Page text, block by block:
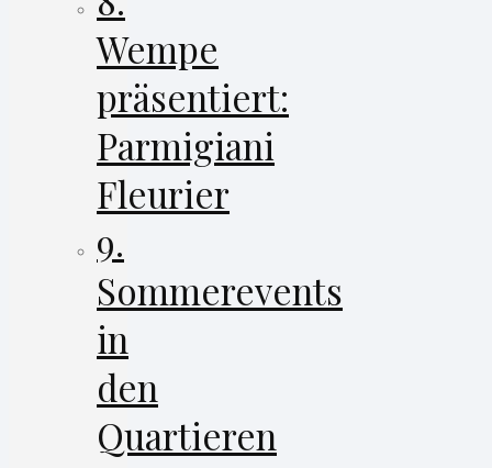
Wempe
präsentiert:
Parmigiani
Fleurier
9.
Sommerevents
in
den
Quartieren